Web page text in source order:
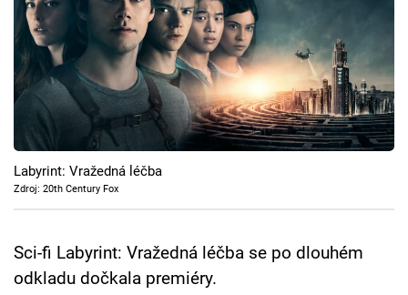
Seriály
Hry
Cool Esport
Pořady
TV Program
Labyrint: Vražedná léčba
Zdroj: 20th Century Fox
Sci-fi Labyrint: Vražedná léčba se po dlouhém
odkladu dočkala premiéry.